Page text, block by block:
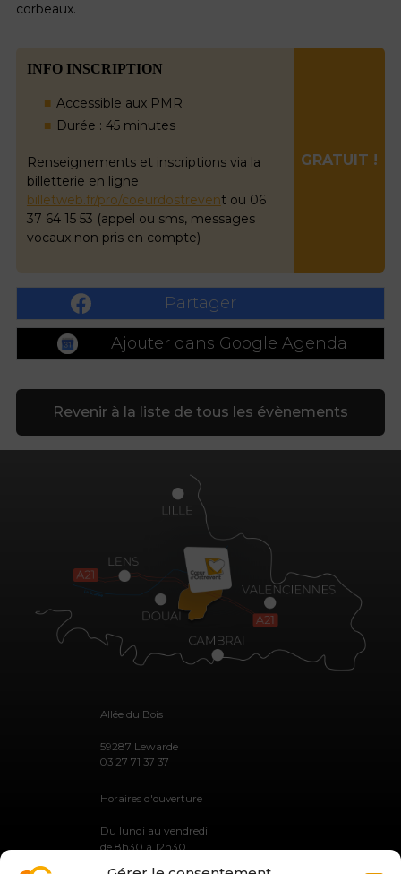
corbeaux.
INFO INSCRIPTION
Accessible aux PMR
Durée : 45 minutes
Renseignements et inscriptions via la
billetterie en ligne
billetweb.fr/pro/coeurdostrevent ou 06
37 64 15 53 (appel ou sms, messages
vocaux non pris en compte)
GRATUIT !
Partager
Ajouter dans Google Agenda
Revenir à la liste de tous les évènements
Allée du Bois
59287 Lewarde
03 27 71 37 37
Horaires d'ouverture
Du lundi au vendredi
de 8h30 à 12h30